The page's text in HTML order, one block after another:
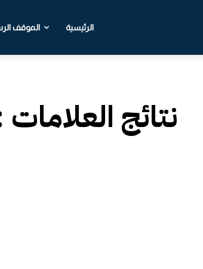
الرئيسية الموقف
نتائج